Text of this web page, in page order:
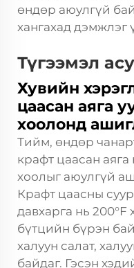
өндөр аюулгүй
хангахад дэмжлэг
Түгээмэл
Хувийн
цаасан аяга
хоолонд
Тийм, өндөр
крафт цаасан аяга
хоолыг аюулгүй
Крафт цаасны
давхарга нь 200°F
бүтцийн бүрэн
халуун салат,
байдаг. Гэсэн